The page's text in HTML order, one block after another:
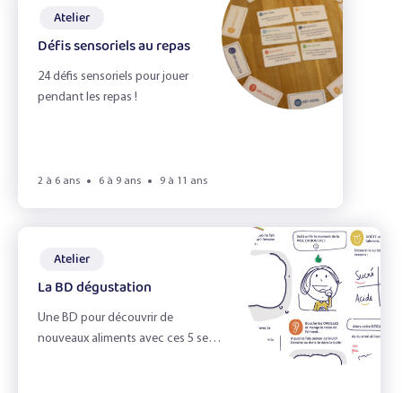
Atelier
Défis sensoriels au repas
24 défis sensoriels pour jouer
pendant les repas !
2 à 6 ans 6 à 9 ans 9 à 11 ans
Atelier
La BD dégustation
Une BD pour découvrir de
nouveaux aliments avec ces 5 sens